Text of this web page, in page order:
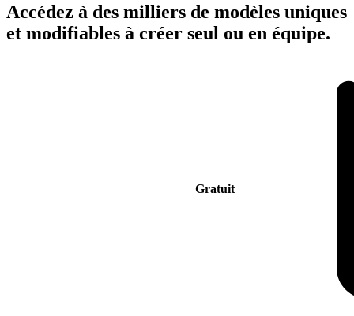
Accédez à des milliers de modèles uniques
et modifiables à créer seul ou en équipe.
Gratuit